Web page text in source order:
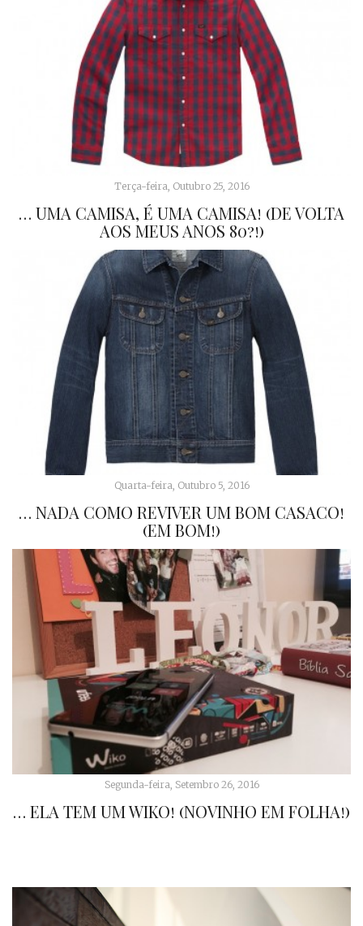
Terça-feira, Outubro 25, 2016
… UMA CAMISA, É UMA CAMISA! (DE VOLTA
AOS MEUS ANOS 80?!)
Quarta-feira, Outubro 5, 2016
… NADA COMO REVIVER UM BOM CASACO!
(EM BOM!)
Segunda-feira, Setembro 26, 2016
… ELA TEM UM WIKO! (NOVINHO EM FOLHA!)